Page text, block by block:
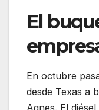
El
En octubre
desde Texas a